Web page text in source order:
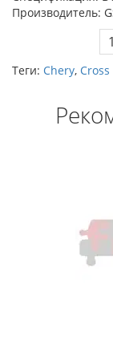
Производитель:
Теги: Chery,